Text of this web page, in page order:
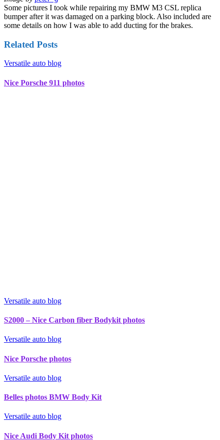
Some pictures I took while repairing my BMW M3 CSL replica
bumper after it was damaged on a parking block. Also included are
some details on how I was able to add ducting for the brakes.
Related Posts
Versatile auto blog
Nice Porsche 911 photos
Versatile auto blog
S2000 – Nice Carbon fiber Bodykit photos
Versatile auto blog
Nice Porsche photos
Versatile auto blog
Belles photos BMW Body Kit
Versatile auto blog
Nice Audi Body Kit photos